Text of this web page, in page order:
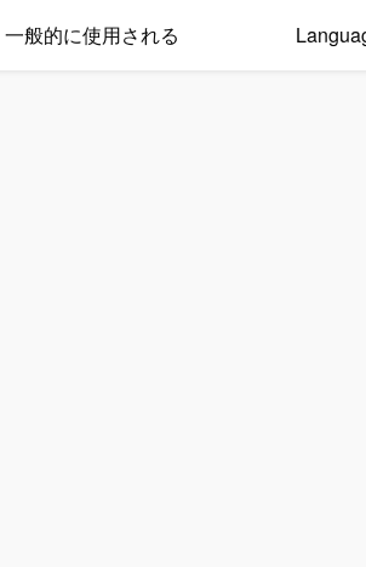
一般的に使用される